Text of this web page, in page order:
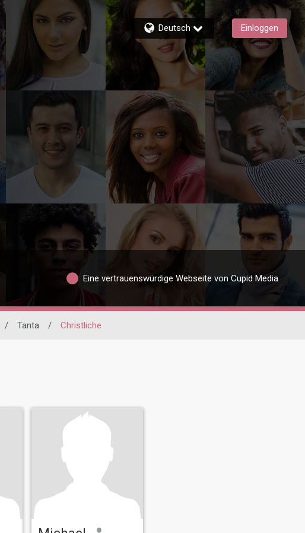
Deutsch Einloggen
Eine vertrauenswürdige Webseite von Cupid Media
/ Tanta / Christliche